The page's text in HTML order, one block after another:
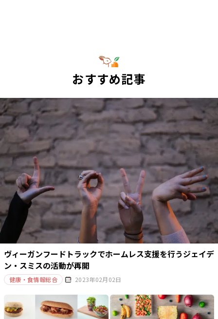
おすすめ記事
ヴィーガンフードトラックでホームレス支援を行うジェイデ
ン・スミスの活動が再開
健康・食情報総合 2023年02月02日